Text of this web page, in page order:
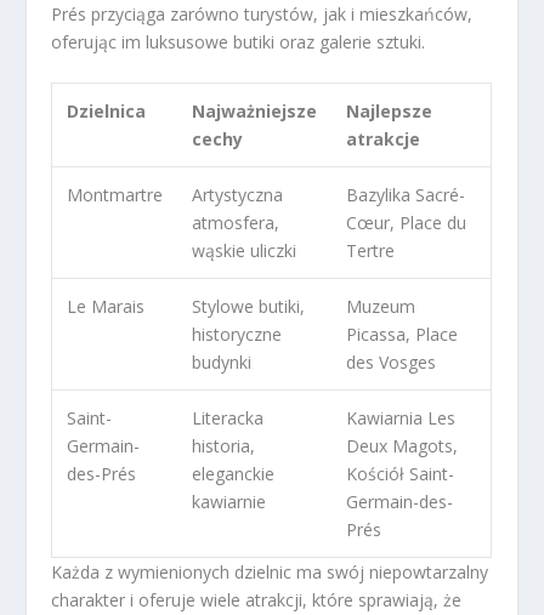
Prés przyciąga zarówno turystów, jak i mieszkańców,
oferując im luksusowe butiki oraz galerie sztuki.
Dzielnica
Najważniejsze
cechy
Najlepsze
atrakcje
Montmartre
Artystyczna
atmosfera,
wąskie uliczki
Bazylika Sacré-
Cœur, Place du
Tertre
Le Marais
Stylowe butiki,
historyczne
budynki
Muzeum
Picassa, Place
des Vosges
Saint-
Germain-
des-Prés
Literacka
historia,
eleganckie
kawiarnie
Kawiarnia Les
Deux Magots,
Kościół Saint-
Germain-des-
Prés
Każda z wymienionych dzielnic ma swój niepowtarzalny
charakter i oferuje wiele atrakcji, które sprawiają, że